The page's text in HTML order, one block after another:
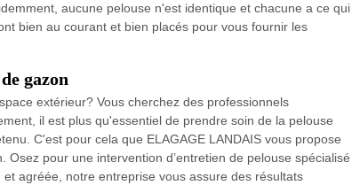
aucune pelouse n'est identique et chacune a ce qui
bien au courant et bien placés pour vous fournir les
gazon
extérieur? Vous cherchez des professionnels
il est plus qu'essentiel de prendre soin de la pelouse
C'est pour cela que ELAGAGE LANDAIS vous propose
pour une intervention d’entretien de pelouse spécialisé
agréée, notre entreprise vous assure des résultats